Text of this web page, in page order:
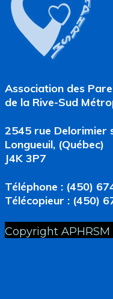
Association des
de la Rive-Sud
2545 rue Delorimier
Longueuil, (Québec)
J4K 3P7
Téléphone : (450)
Télécopieur : (450)
Copyright